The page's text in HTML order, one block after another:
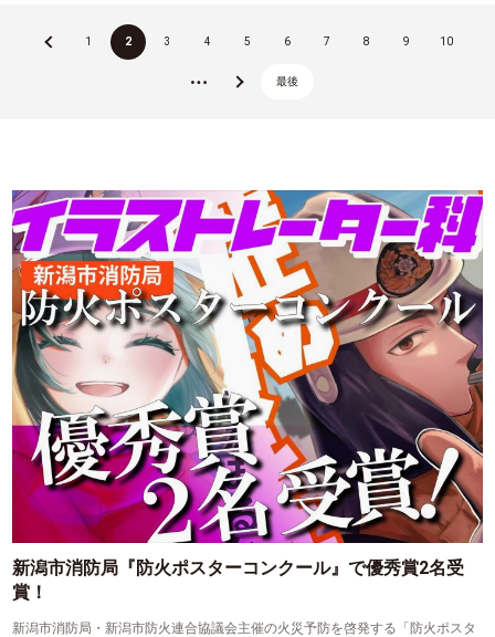
« 1 2 3 4 5 6 7 8 9 10
... » 最後
新潟市消防局『防火ポスターコンクール』で優秀賞2名受
賞！
新潟市消防局・新潟市防火連合協議会主催の火災予防を啓発する「防火ポスタ